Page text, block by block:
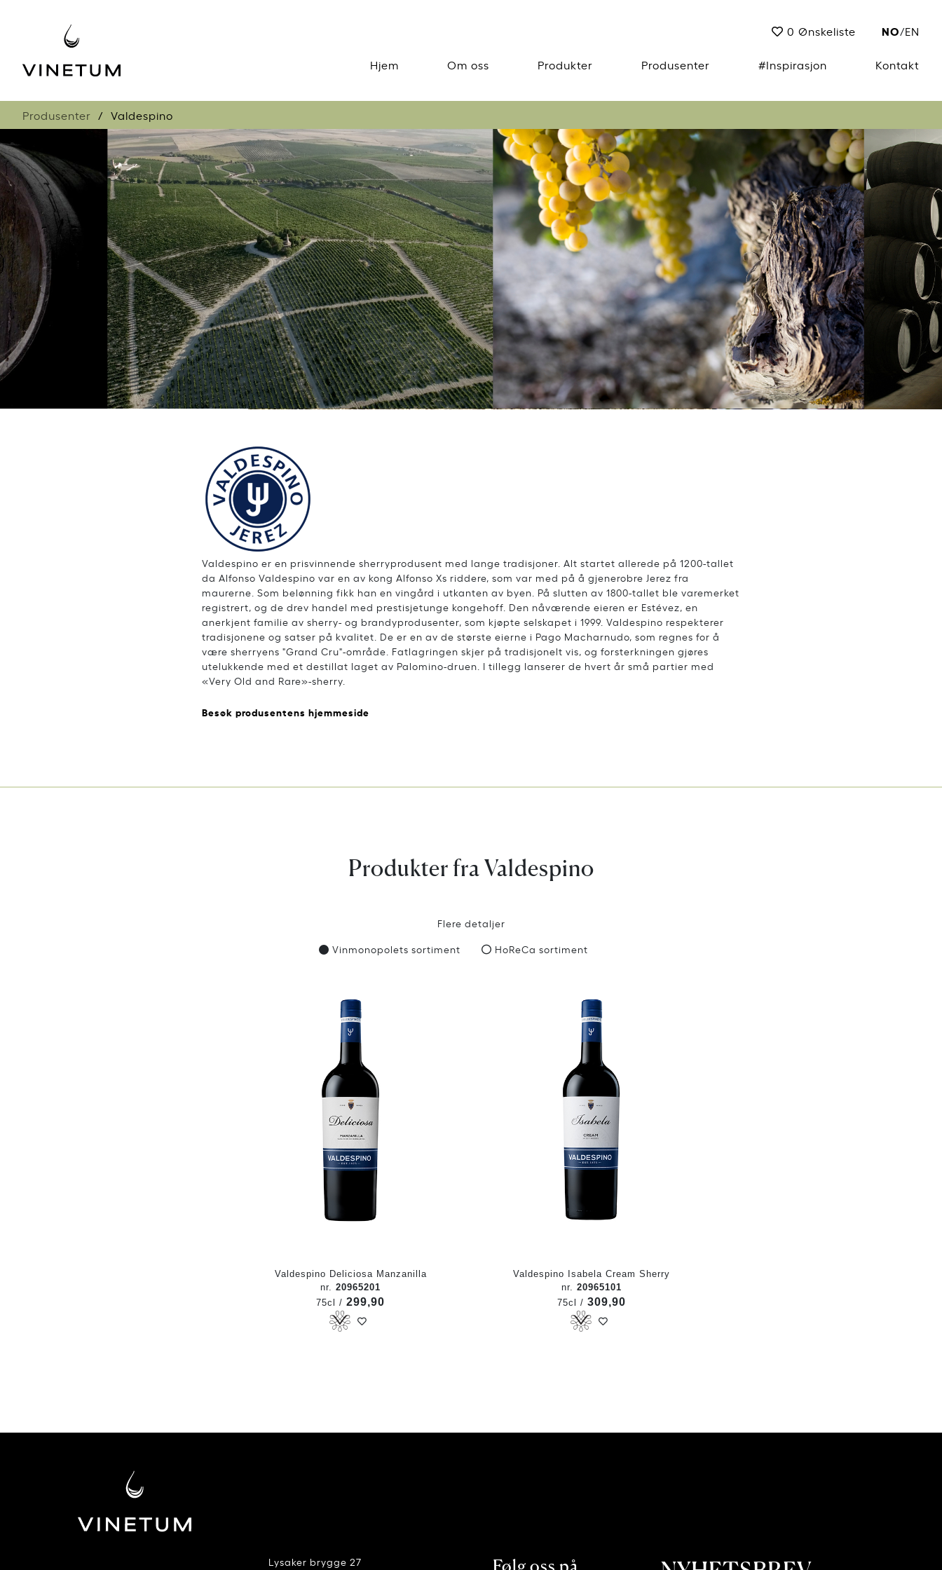
0 Ønskeliste NO/EN
Hjem Om oss Produkter Produsenter #Inspirasjon Kontakt
Produsenter Valdespino
Valdespino er en prisvinnende sherryprodusent med lange tradisjoner. Alt startet allerede på 1200-tallet
da Alfonso Valdespino var en av kong Alfonso Xs riddere, som var med på å gjenerobre Jerez fra
maurerne. Som belønning fikk han en vingård i utkanten av byen. På slutten av 1800-tallet ble varemerket
registrert, og de drev handel med prestisjetunge kongehoff. Den nåværende eieren er Estévez, en
anerkjent familie av sherry- og brandyprodusenter, som kjøpte selskapet i 1999. Valdespino respekterer
tradisjonene og satser på kvalitet. De er en av de største eierne i Pago Macharnudo, som regnes for å
være sherryens "Grand Cru"-område. Fatlagringen skjer på tradisjonelt vis, og forsterkningen gjøres
utelukkende med et destillat laget av Palomino-druen. I tillegg lanserer de hvert år små partier med
«Very Old and Rare»-sherry.
Besøk produsentens hjemmeside
Produkter fra Valdespino
Flere detaljer
Vinmonopolets sortiment
HoReCa sortiment
Valdespino Deliciosa Manzanilla
nr.20965201
75cl / 299,90
Valdespino Isabela Cream Sherry
nr. 20965101
75cl / 309,90
Lysaker brygge 27